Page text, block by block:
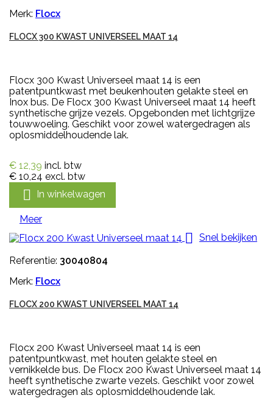
Merk: Flocx
FLOCX 300 KWAST UNIVERSEEL MAAT 14
Flocx 300 Kwast Universeel maat 14 is een
patentpuntkwast met beukenhouten gelakte steel en
Inox bus. De Flocx 300 Kwast Universeel maat 14 heeft
synthetische grijze vezels. Opgebonden met lichtgrijze
touwwoeling. Geschikt voor zowel watergedragen als
oplosmiddelhoudende lak.
€ 12,39 incl. btw
€ 10,24 excl. btw
 In winkelwagen
Meer
 Snel bekijken
Referentie: 30040804
Merk: Flocx
FLOCX 200 KWAST UNIVERSEEL MAAT 14
Flocx 200 Kwast Universeel maat 14 is een
patentpuntkwast, met houten gelakte steel en
vernikkelde bus. De Flocx 200 Kwast Universeel maat 14
heeft synthetische zwarte vezels. Geschikt voor zowel
watergedragen als oplosmiddelhoudende lak.